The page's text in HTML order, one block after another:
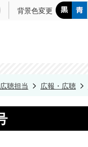
背景色変更
聴担当 広報・広聴